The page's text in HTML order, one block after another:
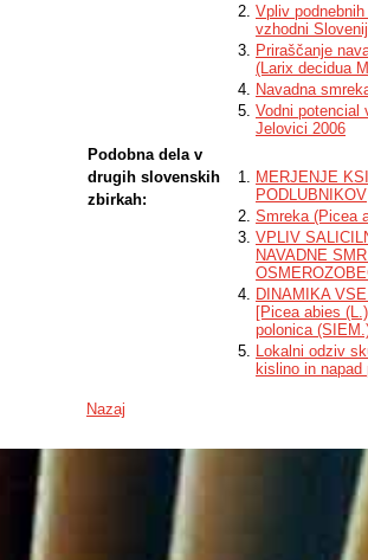
Vpliv
vzhodni
Priraščanje
(Larix decidua
Navadna
Vodni potencial
Jelovici 2006
Podobna dela v
drugih slovenskih
zbirkah:
MERJENJE
PODLUBNIKOV
Smreka (Picea
VPLIV
NAVADNE
DINAMIKA
[Picea abies
polonica
Lokalni odziv
kislino in napad
Nazaj